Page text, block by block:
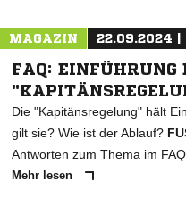
MAGAZIN 22.09.2024 |
FAQ: EINFÜHRUNG
Die "Kapitänsregelung" hält
gilt sie? Wie ist der Ablauf?
Antworten zum Thema im
Mehr lesen